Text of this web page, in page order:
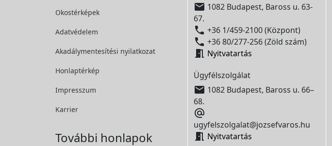
Okostérképek
Adatvédelem
Akadálymentesítési nyilatkozat
Honlaptérkép
Impresszum
Karrier
További honlapok
 1082 Budapest, Baross u. 63-
67.
 +36 1/459-2100 (Központ)
 +36 80/277-256 (Zöld szám)
 Nyitvatartás
Ügyfélszolgálat
 1082 Budapest, Baross u. 66–
68.

ugyfelszolgalat@jozsefvaros.hu
 Nyitvatartás